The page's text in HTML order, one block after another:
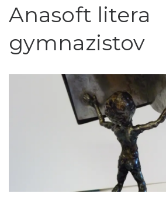
Anasoft litera
gymnazistov